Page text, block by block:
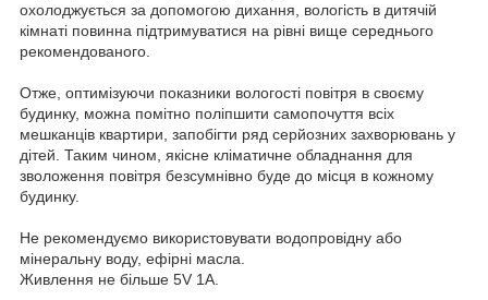
охолоджується за допомогою дихання, вологість в дитячій
кімнаті повинна підтримуватися на рівні вище середнього
рекомендованого.
Отже, оптимізуючи показники вологості повітря в своєму
будинку, можна помітно поліпшити самопочуття всіх
мешканців квартири, запобігти ряд серйозних захворювань у
дітей. Таким чином, якісне кліматичне обладнання для
зволоження повітря безсумнівно буде до місця в кожному
будинку.
Не рекомендуємо використовувати водопровідну або
мінеральну воду, ефірні масла.
Живлення не більше 5V 1A.